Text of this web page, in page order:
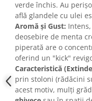
verde închis. Au
află glandele cu ulei
Aromă și Gust:
deosebire de menta
piperată are o
oferind un "kick"
Caracteristică
prin stoloni (rădăcini
acest motiv, mulți